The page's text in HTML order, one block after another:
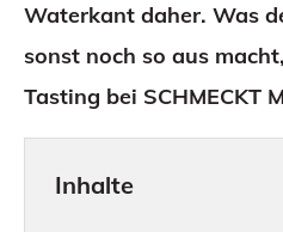
Waterkant daher. Was
sonst noch so aus
Tasting bei SCHMECKT
Inhalte